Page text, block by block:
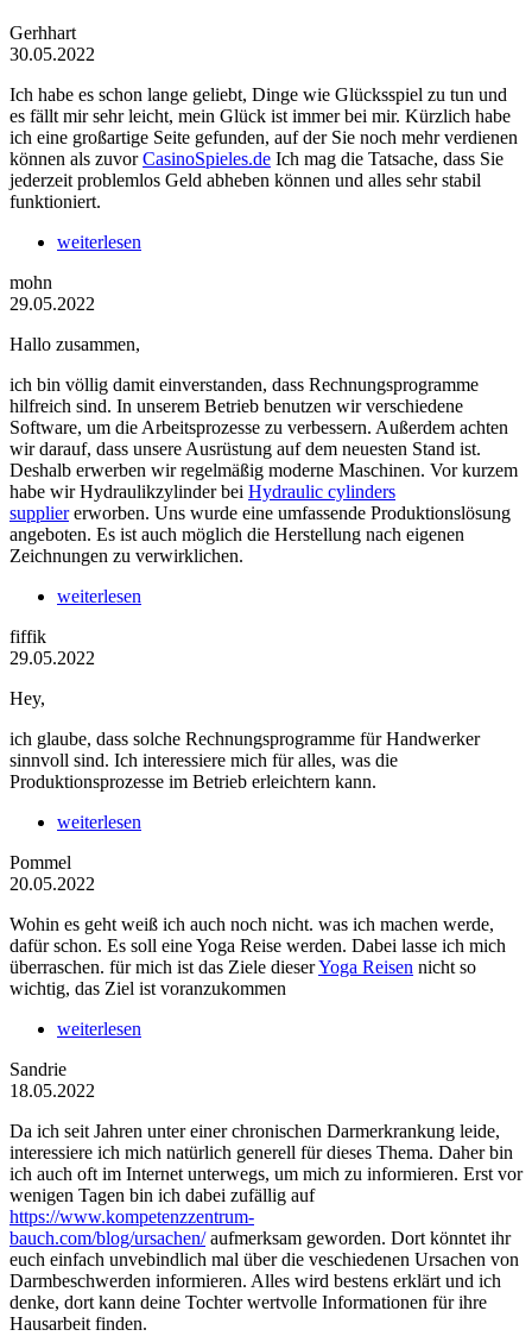
Gerhhart
30.05.2022
Ich habe es schon lange geliebt, Dinge wie Glücksspiel zu tun und
es fällt mir sehr leicht, mein Glück ist immer bei mir. Kürzlich habe
ich eine großartige Seite gefunden, auf der Sie noch mehr verdienen
können als zuvorCasinoSpieles.de Ich mag die Tatsache, dass Sie
jederzeit problemlos Geld abheben können und alles sehr stabil
funktioniert.
weiterlesen
mohn
29.05.2022
Hallo zusammen,
ich bin völlig damit einverstanden, dass Rechnungsprogramme
hilfreich sind. In unserem Betrieb benutzen wir verschiedene
Software, um die Arbeitsprozesse zu verbessern. Außerdem achten
wir darauf, dass unsere Ausrüstung auf dem neuesten Stand ist.
Deshalb erwerben wir regelmäßig moderne Maschinen. Vor kurzem
habe wir Hydraulikzylinder bei Hydraulic cylinders
suppliererworben. Uns wurde eine umfassende Produktionslösung
angeboten. Es ist auch möglich die Herstellung nach eigenen
Zeichnungen zu verwirklichen.
weiterlesen
fiffik
29.05.2022
Hey,
ich glaube, dass solche Rechnungsprogramme für Handwerker
sinnvoll sind. Ich interessiere mich für alles, was die
Produktionsprozesse im Betrieb erleichtern kann.
weiterlesen
Pommel
20.05.2022
Wohin es geht weiß ich auch noch nicht. was ich machen werde,
dafür schon. Es soll eine Yoga Reise werden. Dabei lasse ich mich
überraschen. für mich ist das Ziele dieserYoga Reisen nicht so
wichtig, das Ziel ist voranzukommen
weiterlesen
Sandrie
18.05.2022
Da ich seit Jahren unter einer chronischen Darmerkrankung leide,
interessiere ich mich natürlich generell für dieses Thema. Daher bin
ich auch oft im Internet unterwegs, um mich zu informieren. Erst vor
wenigen Tagen bin ich dabei zufällig auf
https://www.kompetenzzentrum-
bauch.com/blog/ursachen/aufmerksam geworden. Dort könntet ihr
euch einfach unvebindlich mal über die veschiedenen Ursachen von
Darmbeschwerden informieren. Alles wird bestens erklärt und ich
denke, dort kann deine Tochter wertvolle Informationen für ihre
Hausarbeit finden.